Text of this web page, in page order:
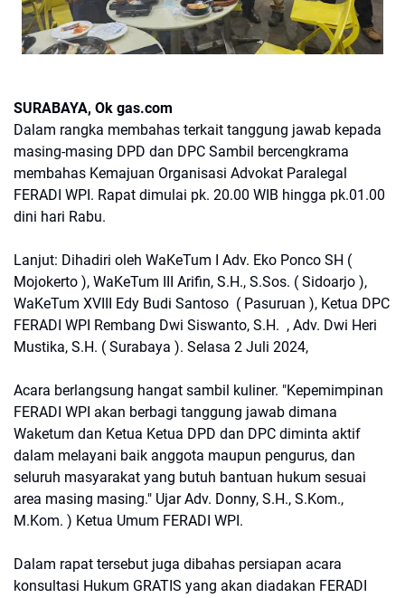
SURABAYA, Ok gas.com
Dalam rangka membahas terkait tanggung jawab kepada
masing-masing DPD dan DPC Sambil bercengkrama
membahas Kemajuan Organisasi Advokat Paralegal
FERADI WPI. Rapat dimulai pk. 20.00 WIB hingga pk.01.00
dini hari Rabu.
Lanjut: Dihadiri oleh WaKeTum I Adv. Eko Ponco SH (
Mojokerto ), WaKeTum III Arifin, S.H., S.Sos. ( Sidoarjo ),
WaKeTum XVIII Edy Budi Santoso ( Pasuruan ), Ketua DPC
FERADI WPI Rembang Dwi Siswanto, S.H. , Adv. Dwi Heri
Mustika, S.H. ( Surabaya ). Selasa 2 Juli 2024,
Acara berlangsung hangat sambil kuliner. "Kepemimpinan
FERADI WPI akan berbagi tanggung jawab dimana
Waketum dan Ketua Ketua DPD dan DPC diminta aktif
dalam melayani baik anggota maupun pengurus, dan
seluruh masyarakat yang butuh bantuan hukum sesuai
area masing masing." Ujar Adv. Donny, S.H., S.Kom.,
M.Kom. ) Ketua Umum FERADI WPI.
Dalam rapat tersebut juga dibahas persiapan acara
konsultasi Hukum GRATIS yang akan diadakan FERADI